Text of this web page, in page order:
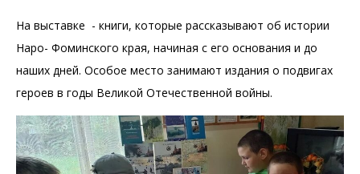
На выставке - книги, которые рассказывают об истории
Наро- Фоминского края, начиная с его основания и до
наших дней. Особое место занимают издания о подвигах
героев в годы Великой Отечественной войны.